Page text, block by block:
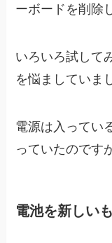
ーボードを削除
いろいろ試して
を悩ましていま
電源は入ってい
っていたのです
電池を新しい